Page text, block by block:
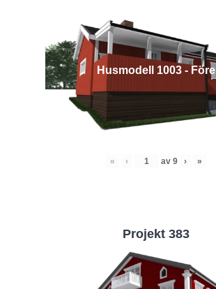
Husmodell 1003 - Före
« ‹ av 9 › »
Projekt 383